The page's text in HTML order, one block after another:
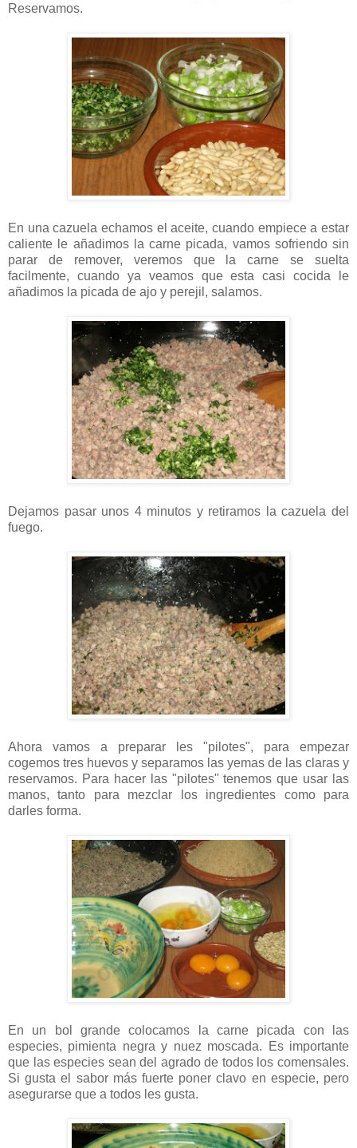
Reservamos.
En una cazuela echamos el aceite, cuando empiece a estar
caliente le añadimos la carne picada, vamos sofriendo sin
parar de remover, veremos que la carne se suelta
facilmente, cuando ya veamos que esta casi cocida le
añadimos la picada de ajo y perejil, salamos.
Dejamos pasar unos 4 minutos y retiramos la cazuela del
fuego.
Ahora vamos a preparar les "pilotes", para empezar
cogemos tres huevos y separamos las yemas de las claras y
reservamos. Para hacer las "pilotes" tenemos que usar las
manos, tanto para mezclar los ingredientes como para
darles forma.
En un bol grande colocamos la carne picada con las
especies, pimienta negra y nuez moscada. Es importante
que las especies sean del agrado de todos los comensales.
Si gusta el sabor más fuerte poner clavo en especie, pero
asegurarse que a todos les gusta.